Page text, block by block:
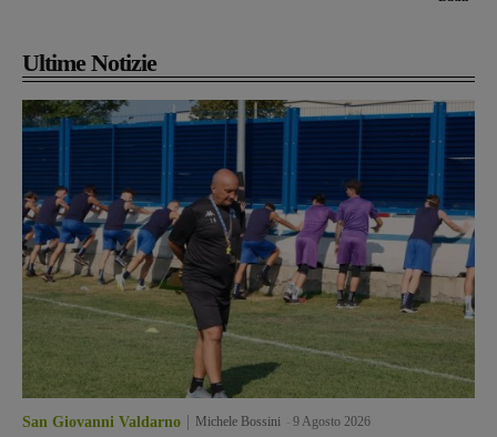
Ultime Notizie
San Giovanni Valdarno Michele Bossini 9 Agosto 2026